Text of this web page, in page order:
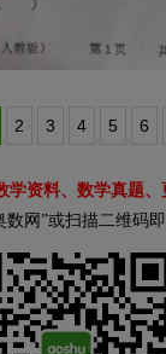
2 3 4 5 6
学资料、数学真题
数网”或扫描二维码